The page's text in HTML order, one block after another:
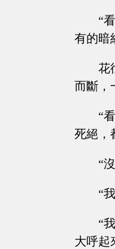
“
有的暗
花
而斷，
“
死絕，
“
“
“
大呼起